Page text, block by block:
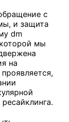
с
и защита
dm
мы
на